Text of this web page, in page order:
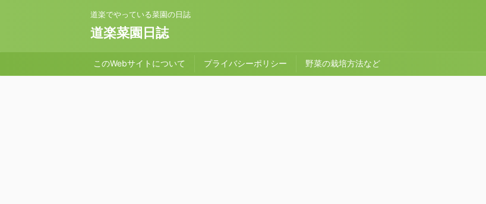
道楽でやっている菜園の日誌
道楽菜園日誌
このWebサイトについて プライバシーポリシー 野菜の栽培方法など